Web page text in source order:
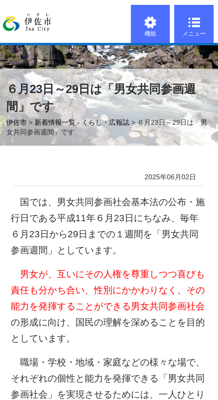
機能 メニュー
６月23日～29日は「男女共同参画週
間」です
伊佐市 > 新着情報一覧 - くらし・広報誌 > ６月23日～29日は「男
女共同参画週間」です
2025年06月02日
国では、男女共同参画社会基本法の公布・施
行日である平成11年６月23日にちなみ、毎年
６月23日から29日までの１週間を「男女共同
参画週間」としています。
男女が、互いにその人権を尊重しつつ喜びも
責任も分かち合い、性別にかかわりなく、その
能力を発揮することができる男女共同参画社会
の形成に向け、国民の理解を深めることを目的
としています。
職場・学校・地域・家庭などの様々な場で、
それぞれの個性と能力を発揮できる「男女共同
参画社会」を実現させるためには、一人ひとり